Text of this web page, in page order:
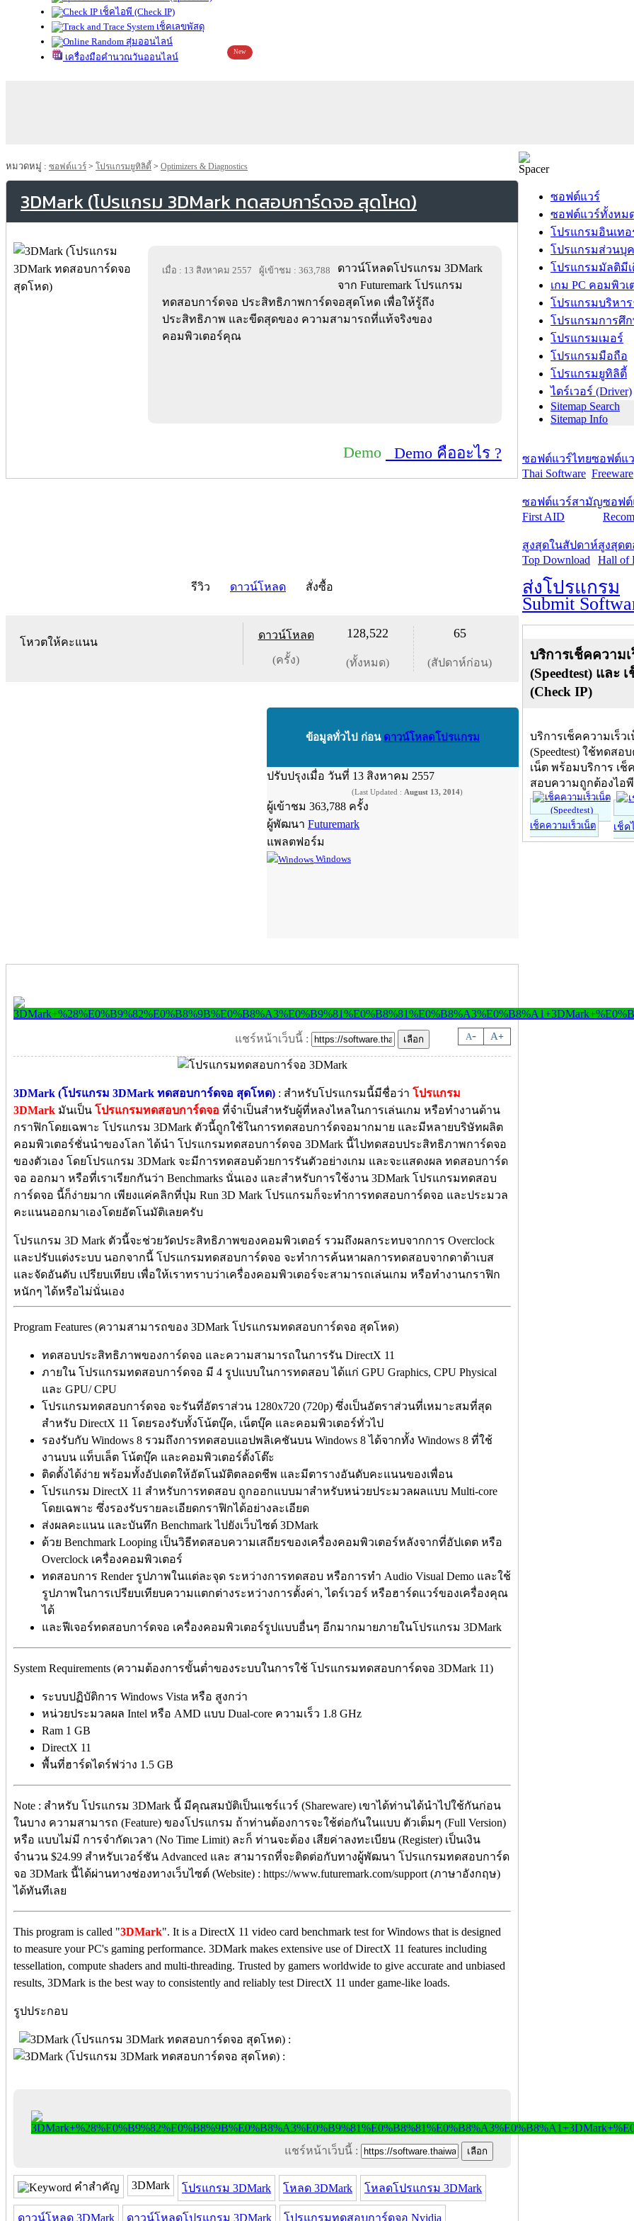
เช็คไอพี (Check IP)
เช็คเลขพัสดุ
สุ่มออนไลน์
เครื่องมือคำนวณวันออนไลน์
New
หมวดหมู่ : ซอฟต์แวร์ > โปรแกรมยูทิลิตี้ > Optimizers & Diagnostics
3DMark (โปรแกรม 3DMark ทดสอบการ์ดจอ สุดโหด)
เมื่อ : 13 สิงหาคม 2557 ผู้เข้าชม : 363,788
ดาวน์โหลดโปรแกรม 3DMark
จาก Futuremark โปรแกรม
ทดสอบการ์ดจอ ประสิทธิภาพการ์ดจอสุดโหด เพื่อให้รู้ถึง
ประสิทธิภาพ และขีดสุดของ ความสามารถที่แท้จริงของ
คอมพิวเตอร์คุณ
Demo Demo คืออะไร ?
รีวิว ดาวน์โหลด สั่งซื้อ
โหวตให้คะแนน
ดาวน์โหลด
(ครั้ง)
128,522
(ทั้งหมด)
65
(สัปดาห์ก่อน)
ข้อมูลทั่วไป ก่อน ดาวน์โหลดโปรแกรม
ปรับปรุงเมื่อ วันที่ 13 สิงหาคม 2557
(Last Updated : August 13, 2014)
ผู้เข้าชม 363,788 ครั้ง
ผู้พัฒนา Futuremark
แพลตฟอร์ม
Windows
A- A+
แชร์หน้าเว็บนี้ :
3DMark (โปรแกรม 3DMark ทดสอบการ์ดจอ สุดโหด) : สำหรับโปรแกรมนี้มีชื่อว่า โปรแกรม
3DMark มันเป็น โปรแกรมทดสอบการ์ดจอ ที่จำเป็นสำหรับผู้ที่หลงไหลในการเล่นเกม หรือทำงานด้าน
กราฟิกโดยเฉพาะ โปรแกรม 3DMark ตัวนี้ถูกใช้ในการทดสอบการ์ดจอมากมาย และมีหลายบริษัทผลิต
คอมพิวเตอร์ชั่นนำของโลก ได้นำ โปรแกรมทดสอบการ์ดจอ 3DMark นี้ไปทดสอบประสิทธิภาพการ์ดจอ
ของตัวเอง โดยโปรแกรม 3DMark จะมีการทดสอบด้วยการรันตัวอย่างเกม และจะแสดงผล ทดสอบการ์ด
จอ ออกมา หรือที่เราเรียกกันว่า Benchmarks นั่นเอง และสำหรับการใช้งาน 3DMark โปรแกรมทดสอบ
การ์ดจอ นี้ก็ง่ายมาก เพียงแค่คลิกที่ปุ่ม Run 3D Mark โปรแกรมก็จะทำการทดสอบการ์ดจอ และประมวล
คะแนนออกมาเองโดยอัตโนมัติเลยครับ
โปรแกรม 3D Mark ตัวนี้จะช่วยวัดประสิทธิภาพของคอมพิวเตอร์ รวมถึงผลกระทบจากการ Overclock
และปรับแต่งระบบ นอกจากนี้ โปรแกรมทดสอบการ์ดจอ จะทำการค้นหาผลการทดสอบจากดาต้าเบส
และจัดอันดับ เปรียบเทียบ เพื่อให้เราทราบว่าเครื่องคอมพิวเตอร์จะสามารถเล่นเกม หรือทำงานกราฟิก
หนักๆ ได้หรือไม่นั่นเอง
Program Features (ความสามารถของ 3DMark โปรแกรมทดสอบการ์ดจอ สุดโหด)
ทดสอบประสิทธิภาพของการ์ดจอ และความสามารถในการรัน DirectX 11
ภายใน โปรแกรมทดสอบการ์ดจอ มี 4 รูปแบบในการทดสอบ ได้แก่ GPU Graphics, CPU Physical
และ GPU/ CPU
โปรแกรมทดสอบการ์ดจอ จะรันที่อัตราส่วน 1280x720 (720p) ซึ่งเป็นอัตราส่วนที่เหมาะสมที่สุด
สำหรับ DirectX 11 โดยรองรับทั้งโน้ตบุ๊ค, เน็ตบุ๊ค และคอมพิวเตอร์ทั่วไป
รองรับกับ Windows 8 รวมถึงการทดสอบแอปพลิเคชันบน Windows 8 ได้จากทั้ง Windows 8 ที่ใช้
งานบน แท็บเล็ต โน้ตบุ๊ค และคอมพิวเตอร์ตั้งโต๊ะ
ติดตั้งได้ง่าย พร้อมทั้งอัปเดตให้อัตโนมัติตลอดชีพ และมีตารางอันดับคะแนนของเพื่อน
โปรแกรม DirectX 11 สำหรับการทดสอบ ถูกออกแบบมาสำหรับหน่วยประมวลผลแบบ Multi-core
โดยเฉพาะ ซึ่งรองรับรายละเอียดกราฟิกได้อย่างละเอียด
ส่งผลคะแนน และบันทึก Benchmark ไปยังเว็บไซต์ 3DMark
ด้วย Benchmark Looping เป็นวิธีทดสอบความเสถียรของเครื่องคอมพิวเตอร์หลังจากที่อัปเดต หรือ
Overclock เครื่องคอมพิวเตอร์
ทดสอบการ Render รูปภาพในแต่ละจุด ระหว่างการทดสอบ หรือการทำ Audio Visual Demo และใช้
รูปภาพในการเปรียบเทียบความแตกต่างระหว่างการตั้งค่า, ไดร์เวอร์ หรือฮาร์ดแวร์ของเครื่องคุณ
ได้
และฟีเจอร์ทดสอบการ์ดจอ เครื่องคอมพิวเตอร์รูปแบบอื่นๆ อีกมากมายภายในโปรแกรม 3DMark
System Requirements (ความต้องการขั้นต่ำของระบบในการใช้ โปรแกรมทดสอบการ์ดจอ 3DMark 11)
ระบบปฏิบัติการ Windows Vista หรือ สูงกว่า
หน่วยประมวลผล Intel หรือ AMD แบบ Dual-core ความเร็ว 1.8 GHz
Ram 1 GB
DirectX 11
พื้นที่ฮาร์ดไดร์ฟว่าง 1.5 GB
Note : สำหรับ โปรแกรม 3DMark นี้ มีคุณสมบัติเป็นแชร์แวร์ (Shareware) เขาได้ท่านได้นำไปใช้กันก่อน
ในบาง ความสามารถ (Feature) ของโปรแกรม ถ้าท่านต้องการจะใช้ต่อกันในแบบ ตัวเต็มๆ (Full Version)
หรือ แบบไม่มี การจำกัดเวลา (No Time Limit) ละก็ ท่านจะต้อง เสียค่าลงทะเบียน (Register) เป็นเงิน
จำนวน $24.99 สำหรับเวอร์ชัน Advanced และ สามารถที่จะติดต่อกับทางผู้พัฒนา โปรแกรมทดสอบการ์ด
จอ 3DMark นี้ได้ผ่านทางช่องทางเว็บไซต์ (Website) : https://www.futuremark.com/support (ภาษาอังกฤษ)
ได้ทันทีเลย
This program is called "3DMark". It is a DirectX 11 video card benchmark test for Windows that is designed
to measure your PC's gaming performance. 3DMark makes extensive use of DirectX 11 features including
tessellation, compute shaders and multi-threading. Trusted by gamers worldwide to give accurate and unbiased
results, 3DMark is the best way to consistently and reliably test DirectX 11 under game-like loads.
รูปประกอบ
แชร์หน้าเว็บนี้ :
คำสำคัญ 3DMark โปรแกรม 3DMark โหลด 3DMark โหลดโปรแกรม 3DMark
ดาวน์โหลด 3DMark ดาวน์โหลดโปรแกรม 3DMark โปรแกรมทดสอบการ์ดจอ Nvidia
ซอฟต์แวร์
ซอฟต์แวร์ทั้งหม
โปรแกรมอินเทอ
โปรแกรมส่วนบุ
โปรแกรมมัลติมีเ
เกม PC คอมพิวเ
โปรแกรมบริหา
โปรแกรมการศึ
โปรแกรมเมอร์
โปรแกรมมือถือ
โปรแกรมยูทิลิตี้
ไดร์เวอร์ (Driver)
Sitemap Search
Sitemap Info
ซอฟต์แวร์ไทย
Thai Software
ซอฟต์แ
Freeware
ซอฟต์แวร์สามัญ
First AID
ซอฟต์
สูงสุดในสัปดาห์
Top Download
สูงสุด
Hall of
ส่งโปรแกรม
Submit
บริการเช็คความเ
(Speedtest) และ
(Check IP)
บริการเช็คความเร็ว
(Speedtest) ใช้ทดสอ
เน็ต พร้อมบริการ เช็
สอบความถูกต้องไอ
เช็คความเร็วเน็ต เช็ค